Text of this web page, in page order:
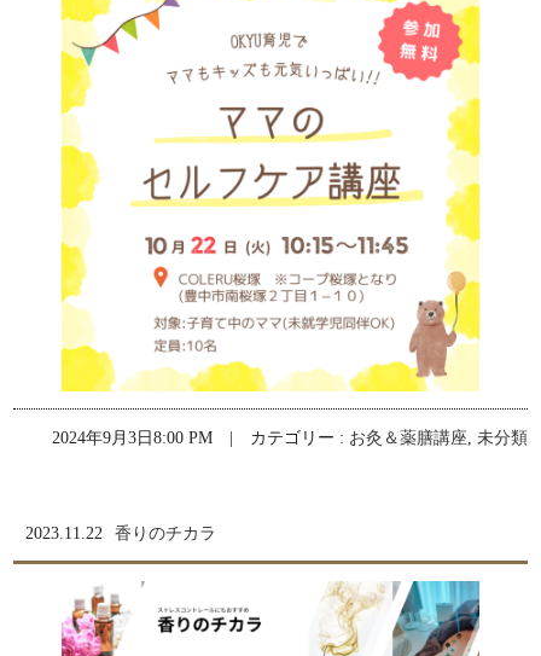
2024年9月3日8:00 PM | カテゴリー : お灸＆薬膳講座 未分類
2023.11.22 香りのチカラ